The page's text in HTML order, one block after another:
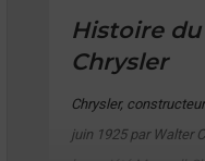
Histoire
Chrysler
Chrysler,
juin 1925 par Walter